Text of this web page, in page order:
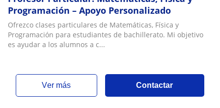
Programación – Apoyo Personalizado
Ofrezco clases particulares de Matemáticas, Física y
Programación para estudiantes de bachillerato. Mi objetivo
es ayudar a los alumnos a c...
ver más Contactar